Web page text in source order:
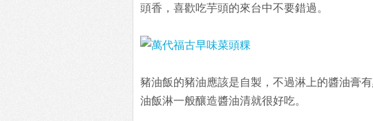
頭香，喜歡吃芋頭的來台中不要錯過。
豬油飯的豬油應該是自製，不過淋上的醬油膏
油飯淋一般釀造醬油清就很好吃。